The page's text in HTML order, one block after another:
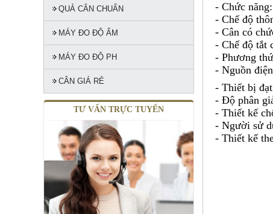
QUẢ CÂN CHUẨN
MÁY ĐO ĐỘ ẨM
MÁY ĐO ĐỘ PH
CÂN GIÁ RẺ
TƯ VẤN TRỰC TUYẾN
- Chức
- Chế độ
- Cân có
- Chế độ tắt
- Phương
- Nguồn
- Thiết bị
- Độ phân
- Thiết kế
- Người sử
- Thiết kế